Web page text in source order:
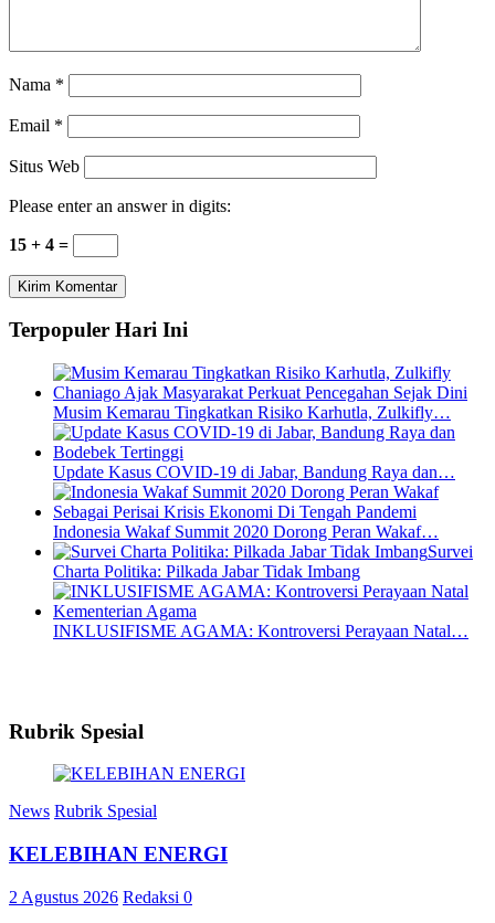
Nama *
Email *
Situs Web
Please enter an answer in digits:
15 + 4 =
Terpopuler Hari Ini
Musim Kemarau Tingkatkan Risiko Karhutla, Zulkifly…
Update Kasus COVID-19 di Jabar, Bandung Raya dan…
Indonesia Wakaf Summit 2020 Dorong Peran Wakaf…
Survei
Charta Politika: Pilkada Jabar Tidak Imbang
INKLUSIFISME AGAMA: Kontroversi Perayaan Natal…
Rubrik Spesial
News Rubrik Spesial
KELEBIHAN ENERGI
2 Agustus 2026 Redaksi 0